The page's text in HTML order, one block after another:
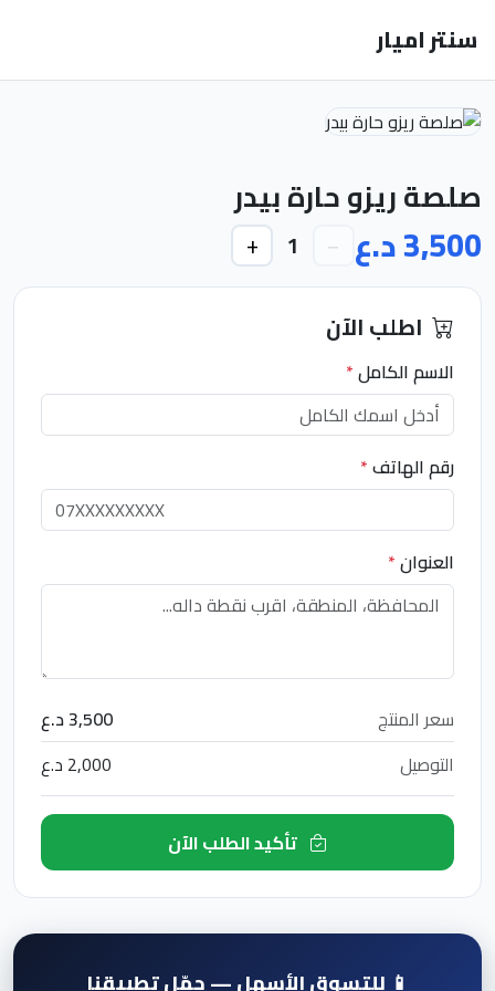
سنتر اميار
صلصة ريزو حارة بيدر
3,500 د.ع −
1
+
اطلب الآن
الاسم الكامل*
رقم الهاتف*
العنوان*
سعر المنتج
3,500 د.ع
التوصيل
2,000 د.ع
📱 للتسوق الأسهل — حمّل تطبيقنا